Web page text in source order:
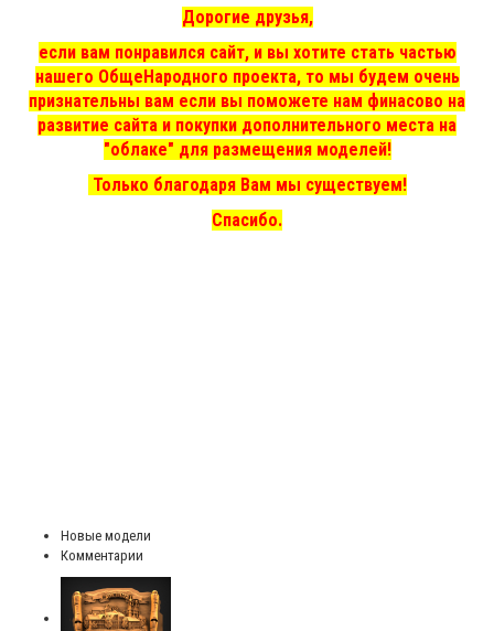
Дорогие друзья,
если вам понравился сайт, и вы хотите стать частью
нашего ОбщеНародного проекта, то мы будем очень
признательны вам если вы поможете нам финасово на
развитие сайта и покупки дополнительного места на
"облаке" для размещения моделей!
Только благодаря Вам мы существуем!
Спасибо.
Новые модели
Комментарии